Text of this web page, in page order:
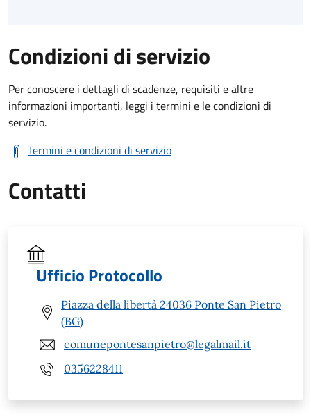
Condizioni di servizio
Per conoscere i dettagli di scadenze, requisiti e altre
informazioni importanti, leggi i termini e le condizioni di
servizio.
Termini e condizioni di servizio
Contatti
Ufficio Protocollo
Piazza della libertà 24036 Ponte San Pietro
(BG)
comunepontesanpietro@legalmail.it
0356228411